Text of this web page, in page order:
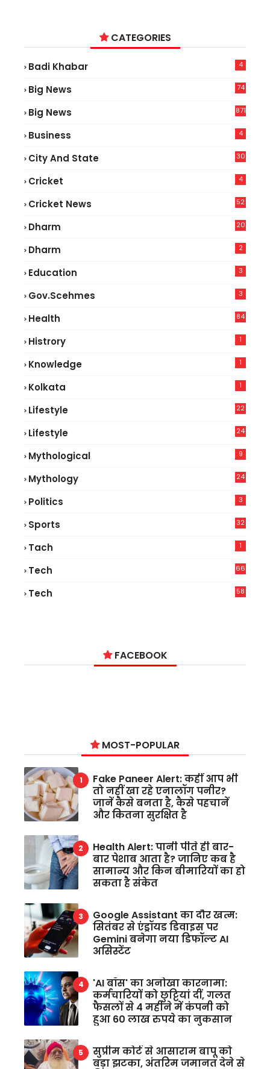
CATEGORIES
Badi Khabar 4
Big News
74
Big News 871
Business 4
City And State 30
Cricket 4
Cricket News
52
Dharm 20
Dharm 2
Education 3
Gov.scehmes 3
Health
84
Histrory 1
Knowledge 1
Kolkata 1
Lifestyle
22
Lifestyle
24
Mythological 9
Mythology 24
Politics 3
Sports 32
Tach 1
Tech
66
Tech
58
FACEBOOK
MOST-POPULAR
Fake Paneer Alert: कहीं आप भी
तो नहीं खा रहे एनालॉग पनीर?
जानें कैसे बनता है, कैसे पहचानें
और कितना सुरक्षित है
Health Alert: पानी पीते ही बार-
बार पेशाब आता है? जानिए कब है
सामान्य और किन बीमारियों का हो
सकता है संकेत
Google Assistant का दौर खत्म:
सितंबर से एंड्रॉयड डिवाइस पर
Gemini बनेगा नया डिफॉल्ट AI
असिस्टेंट
'AI बॉस' का अनोखा कारनामा:
कर्मचारियों को छुट्टियां दीं, गलत
फैसलों से 4 महीने में कंपनी को
हुआ 60 लाख रुपये का नुकसान
सुप्रीम कोर्ट से आसाराम बापू को
बड़ा झटका, अंतरिम जमानत देने से